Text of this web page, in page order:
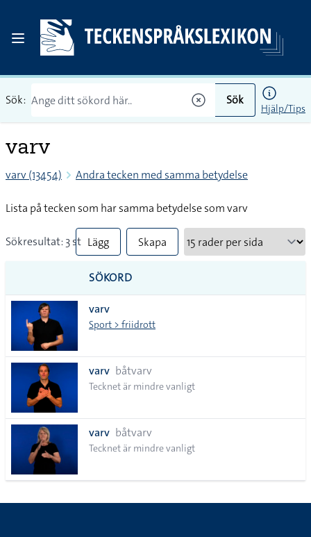
Sök: Sök
Hjälp/Tips
varv
varv (13454) Andra tecken med samma betydelse
Lista på tecken som har samma betydelse som varv
Sökresultat: 3 st Lägg
till
alla i
lista
Skapa
SÖKORD
varv
Sport > friidrott
varv båtvarv
Tecknet är mindre vanligt
varv båtvarv
Tecknet är mindre vanligt